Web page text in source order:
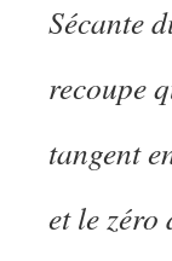
Sécante
recoupe
tangent
et le zéro